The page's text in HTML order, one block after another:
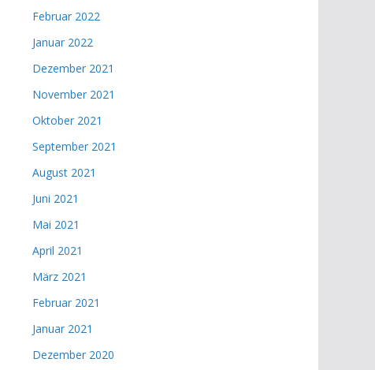
Februar 2022
Januar 2022
Dezember 2021
November 2021
Oktober 2021
September 2021
August 2021
Juni 2021
Mai 2021
April 2021
März 2021
Februar 2021
Januar 2021
Dezember 2020